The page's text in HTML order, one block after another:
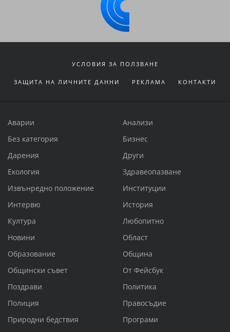
УСЛОВИЯ ЗА ПОЛЗВАНЕ
ЗАЩИТА НА ЛИЧНИТЕ ДАННИ РЕКЛАМА КОНТАКТИ
Аварии
Анализи
Без категория
Бизнес
Дарения
Други
Екология
Здравеопазване
Извънредно положение
Институции
Интервю
История
Култура
Любопитно
Новини
Област
Образование
Община
Общински съвет
От Фейсбук
Поздрави
Политика
Полиция
Правосъдие
Природни бедствия
Програми